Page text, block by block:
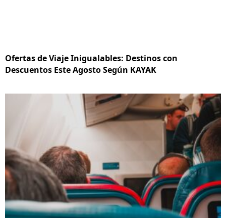
Ofertas de Viaje Inigualables: Destinos con
Descuentos Este Agosto Según KAYAK